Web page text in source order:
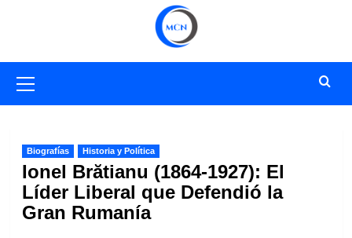
primario
Biografías Historia y Política
Ionel Brătianu (1864-1927): El
Líder Liberal que Defendió la
Gran Rumanía